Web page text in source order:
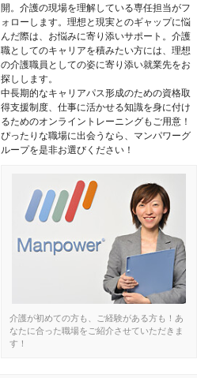
開。介護の現場を理解している専任担当がフ
ォローします。理想と現実とのギャップに悩
んだ際は、お悩みに寄り添いサポート。介護
職としてのキャリアを積みたい方には、理想
の介護職員としての姿に寄り添い就業先をお
探しします。
中長期的なキャリアパス形成のための資格取
得支援制度、仕事に活かせる知識を身に付け
るためのオンライントレーニングもご用意！
ぴったりな職場に出会うなら、マンパワーグ
ループを是非お選びください！
介護が初めての方も、ご経験がある方も！あ
なたに合った職場をご紹介させていただきま
す！